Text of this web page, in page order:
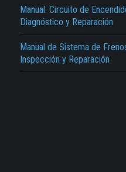
Manual: Circuito de
Diagnóstico y Reparación
Manual de Sistema de
Inspección y Reparación